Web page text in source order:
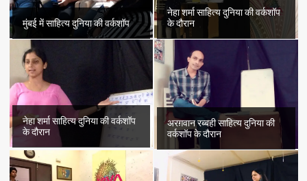
मुंबई में साहित्य दुनिया की वर्कशॉप
नेहा शर्मा साहित्य दुनिया की वर्कशॉप
के दौरान
नेहा शर्मा साहित्य दुनिया की वर्कशॉप
के दौरान
अरग़वान रब्बही साहित्य दुनिया की
वर्कशॉप के दौरान